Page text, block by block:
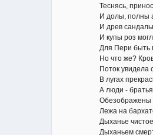
Теснясь, приносят
И долы, полны
И древ
И купы роз могли
Для Пери быть
Но что же? Кровью
Поток увидела
В лугах
А люди - братья,
Обезображены и
Лежа на бархате
Дыханье чистое
Дыханьем смерти